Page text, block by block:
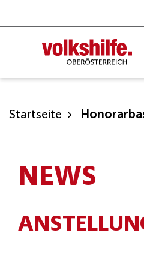
Inhalt
Startseite
NEWS